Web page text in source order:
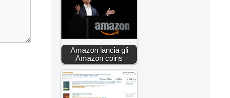
Amazon lancia gli
Amazon coins